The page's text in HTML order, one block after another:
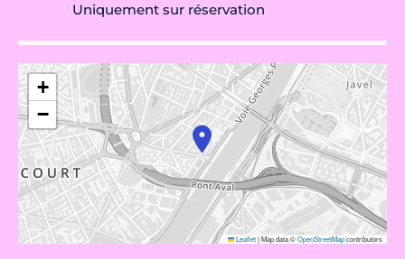
Uniquement sur réservation
+
−
Leaflet|Map data ©OpenStreetMapcontributors